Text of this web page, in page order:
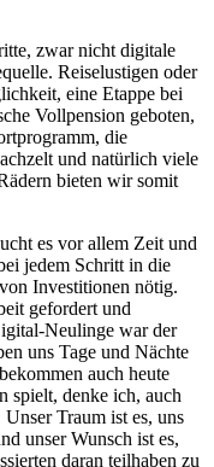
zwar nicht digitale
Reiselustigen oder
eine Etappe bei
Vollpension geboten,
die
und natürlich viele
bieten wir somit
es vor allem Zeit und
jedem Schritt in die
Investitionen nötig.
gefordert und
Neulinge war der
uns Tage und Nächte
auch heute
spielt, denke ich, auch
Traum ist es, uns
unser Wunsch ist es,
daran teilhaben zu